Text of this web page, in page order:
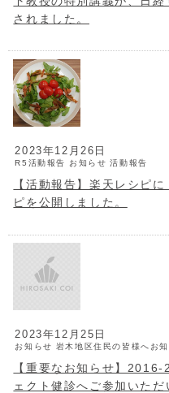
されました。
2023年12月26日
R5活動報告 お知らせ 活動報告
【活動報告】楽天レシピ
ピを公開しました。
2023年12月25日
お知らせ 岩木地区住民の皆様へお
【重要なお知らせ】
ェクト健診へご参加いた